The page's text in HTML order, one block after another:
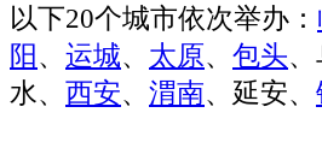
以下20个城市依次举办：
阳、 运城、 太原、 包头、
水、 西安、 渭南、延安、